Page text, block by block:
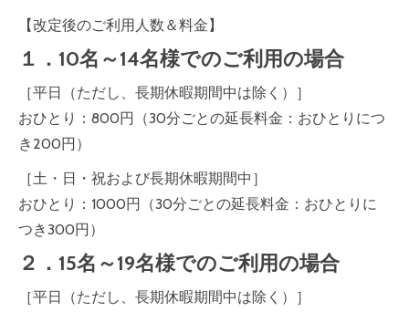
【改定後のご利用人数＆料金】
１．10名～14名様でのご利用の場合
［平日（ただし、長期休暇期間中は除く）］
おひとり：800円（30分ごとの延長料金：おひとりにつ
き200円）
［土・日・祝および長期休暇期間中］
おひとり：1000円（30分ごとの延長料金：おひとりに
つき300円）
２．15名～19名様でのご利用の場合
［平日（ただし、長期休暇期間中は除く）］